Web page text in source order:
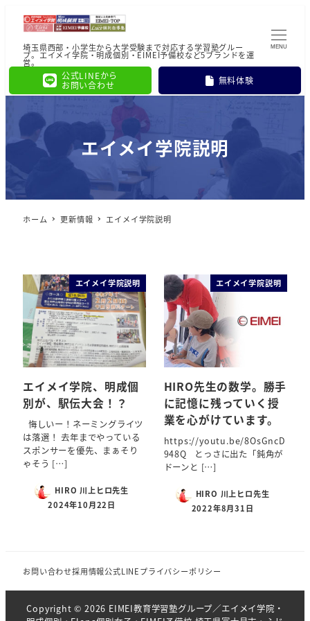
埼玉県西部・小学生から大学受験まで対応する学習塾グルー
プ。エイメイ学院・明成個別・EIMEI予備校など5ブランドを運
営。
公式LINEから
お問い合わせ
無料体験
MENU
エイメイ学院説明
ホーム 更新情報 エイメイ学院説明
エイメイ学院説明
エイメイ学院、明成個
別が、駅伝大会！？
悔しいー！ネーミングライツ
は落選！ 去年までやっている
スポンサーを優先、まぁそり
ゃそう […]
HIRO 川上ヒロ先生
2024年10月22日
エイメイ学院説明
HIRO先生の数学。勝手
に記憶に残っていく授
業を心がけています。
https://youtu.be/8OsGncD
948Q とっさに出た「鈍角が
ドーンと […]
HIRO 川上ヒロ先生
2022年8月31日
お問い合わせ採用情報公式LINEプライバシーポリシー
Copyright © 2026 EIMEI教育学習塾グループ／エイメイ学院・